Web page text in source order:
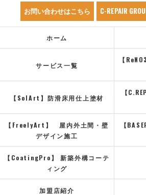
お問い合わせはこちら C-REPAIR
ホーム
サービス一覧
【
【SolArt】防滑床用仕上塗材
【
【FreelyArt】 屋内外土間・壁
デザイン施工
【
【CoatingPro】 新築外構コーテ
ィング
加盟店紹介